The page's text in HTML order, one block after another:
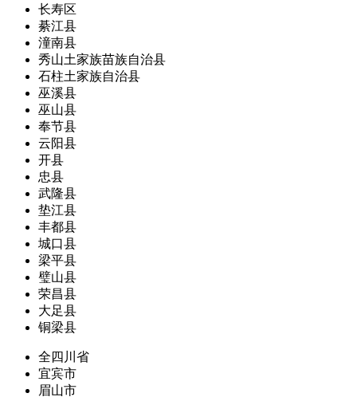
长寿区
綦江县
潼南县
秀山土家族苗族自治县
石柱土家族自治县
巫溪县
巫山县
奉节县
云阳县
开县
忠县
武隆县
垫江县
丰都县
城口县
梁平县
璧山县
荣昌县
大足县
铜梁县
全四川省
宜宾市
眉山市